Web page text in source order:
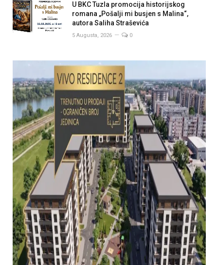
U BKC Tuzla promocija historijskog
romana „Pošalji mi busjen s Malina“,
autora Saliha Straševića
5 Augusta, 2026 0